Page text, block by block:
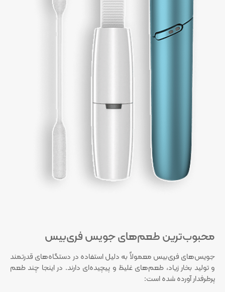
محبوب‌ترین طعم‌های جویس فری‌بیس
جویس‌های فری‌بیس معمولاً به دلیل استفاده در دستگاه‌های قدرتمند
و تولید بخار زیاد، طعم‌های غلیظ و پیچیده‌ای دارند. در اینجا چند طعم
پرطرفدار آورده شده است: